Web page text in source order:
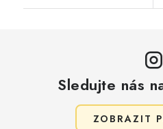
Sledujte nás
ZOBRAZIT